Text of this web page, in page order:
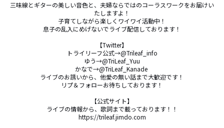
三味線とギターの美しい音色と、夫婦ならではのコーラスワークをお届けい
たしますよ！
子育てしながら楽しくワイワイ活動中！
息子の乱入にめげないでライブ配信しております！
【Twitter】
トライリーフ公式→@Trileaf_info
ゆう→@TriLeaf_Yuu
かなで→@TriLeaf_Kanade
ライブのお誘いから、他愛の無い話まで大歓迎です！
リプ＆フォローお待ちしております！
【公式サイト】
ライブの情報から、歌詞まで載っております！！
https://trileaf.jimdo.com